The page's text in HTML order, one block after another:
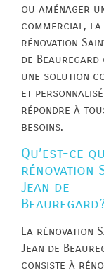
ou aménager
commercial, la
rénovation
de
une solution
et
répondre à
besoins.
Qu’est-ce
rénovation
Jean de
La rénovation
Jean de
consiste à